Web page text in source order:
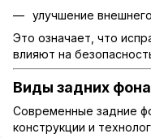
улучшение
Это означает, что
влияют на
Виды задних
Современные задние
конструкции и